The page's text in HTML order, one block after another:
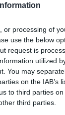
or processing of
use the below
request is
utilized
You may
on the IAB’s
to third parties on
third parties.